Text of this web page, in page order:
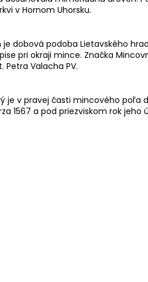
v Hornom Uhorsku.
dobová podoba Lietavského
pri okraji mince. Značka
Valacha PV.
je v pravej časti mincového
1567 a pod priezviskom rok